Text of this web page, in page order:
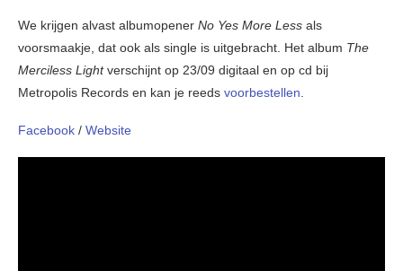
We krijgen alvast albumopener No Yes More Less als
voorsmaakje, dat ook als single is uitgebracht. Het album The
Merciless Lightverschijnt op 23/09 digitaal en op cd bij
Metropolis Records en kan je reeds voorbestellen
Facebook / Website